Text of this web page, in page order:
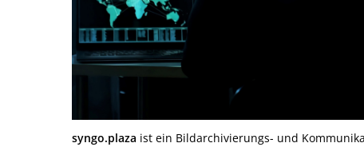
syngo.plaza ist ein Bildarchivierungs- und